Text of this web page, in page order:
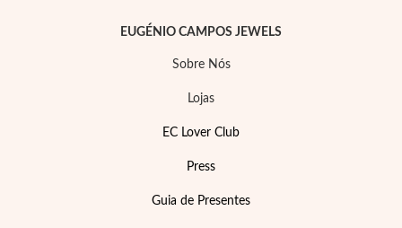
EUGÉNIO CAMPOS JEWELS
Sobre Nós
Lojas
EC Lover Club
Press
Guia de Presentes